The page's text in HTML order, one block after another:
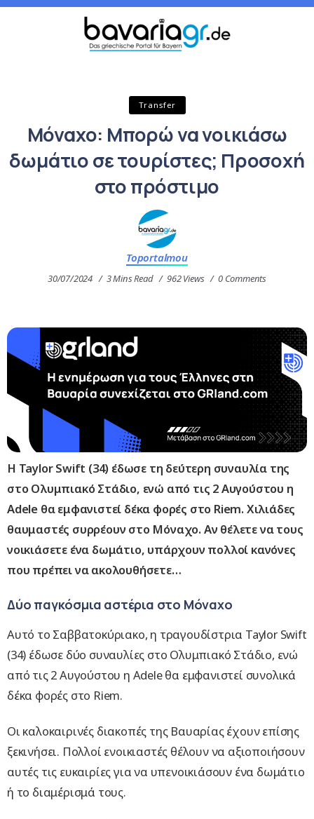
Transfer
Μόναχο: Μπορώ να νοικιάσω
δωμάτιο σε τουρίστες; Προσοχή
στο πρόστιμο
Toportalmou
30/07/2024 3 Mins Read 962 Views 0 Comments
Η Taylor Swift (34) έδωσε τη δεύτερη συναυλία της
στο Ολυμπιακό Στάδιο, ενώ από τις 2 Αυγούστου η
Adele θα εμφανιστεί δέκα φορές στο Riem. Χιλιάδες
θαυμαστές συρρέουν στο Μόναχο. Αν θέλετε να τους
νοικιάσετε ένα δωμάτιο, υπάρχουν πολλοί κανόνες
που πρέπει να ακολουθήσετε…
Δύο παγκόσμια αστέρια στο Μόναχο
Αυτό το Σαββατοκύριακο, η τραγουδίστρια Taylor Swift
(34) έδωσε δύο συναυλίες στο Ολυμπιακό Στάδιο, ενώ
από τις 2 Αυγούστου η Adele θα εμφανιστεί συνολικά
δέκα φορές στο Riem.
Οι καλοκαιρινές διακοπές της Βαυαρίας έχουν επίσης
ξεκινήσει. Πολλοί ενοικιαστές θέλουν να αξιοποιήσουν
αυτές τις ευκαιρίες για να υπενοικιάσουν ένα δωμάτιο
ή το διαμέρισμά τους.